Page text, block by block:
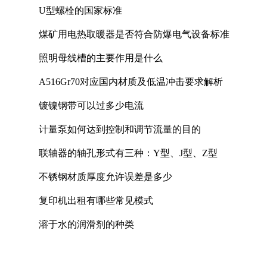
U型螺栓的国家标准
煤矿用电热取暖器是否符合防爆电气设备标准
照明母线槽的主要作用是什么
A516Gr70对应国内材质及低温冲击要求解析
镀镍钢带可以过多少电流
计量泵如何达到控制和调节流量的目的
联轴器的轴孔形式有三种：Y型、J型、Z型
不锈钢材质厚度允许误差是多少
复印机出租有哪些常见模式
溶于水的润滑剂的种类